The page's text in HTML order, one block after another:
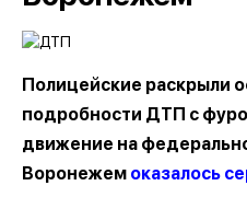
Полицейские раскрыли
подробности ДТП с
движение на
Воронежем оказалось